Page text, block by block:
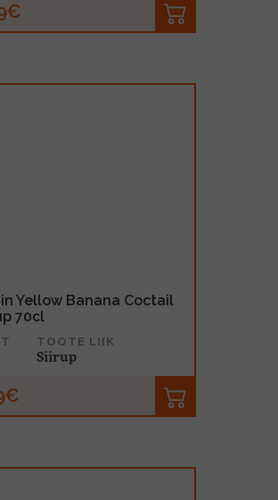
Yellow Banana Coctail
70cl
TOOTE LIIK
Siirup